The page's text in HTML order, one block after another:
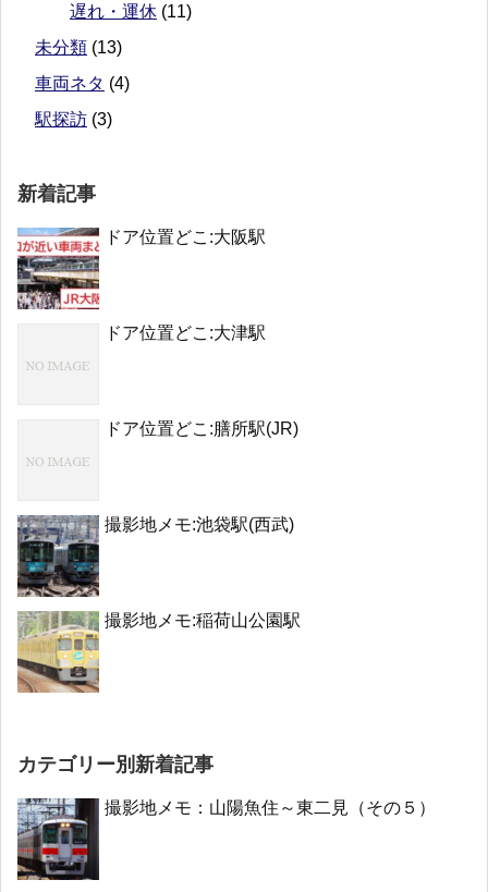
遅れ・運休 (11)
未分類 (13)
車両ネタ (4)
駅探訪 (3)
新着記事
ドア位置どこ:大阪駅
ドア位置どこ:大津駅
ドア位置どこ:膳所駅(JR)
撮影地メモ:池袋駅(西武)
撮影地メモ:稲荷山公園駅
カテゴリー別新着記事
撮影地メモ：山陽魚住～東二見（その５）